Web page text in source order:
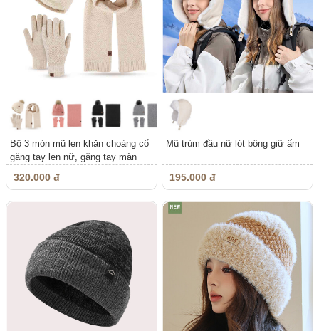
Bộ 3 món mũ len khăn choàng cổ
găng tay len nữ, găng tay màn
320.000 đ
Mũ trùm đầu nữ lót bông giữ ấm
195.000 đ